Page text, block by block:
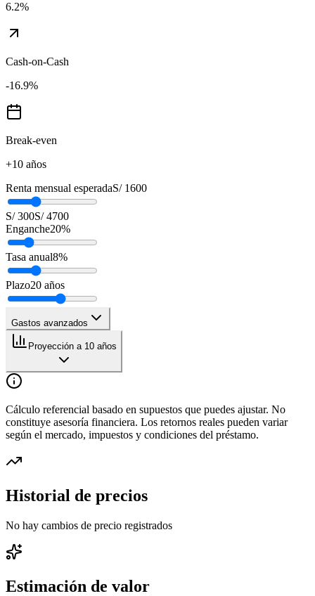
6.2%
Cash-on-Cash
-16.9%
Break-even
+10 años
Renta mensual esperadaS/ 1600
S/ 300S/ 4700
Enganche20%
Tasa anual8%
Plazo20 años
Gastos avanzados
Proyección a 10 años
Cálculo referencial basado en supuestos que puedes ajustar. No
constituye asesoría financiera. Los retornos reales pueden variar
según el mercado, impuestos y condiciones del préstamo.
Historial de precios
No hay cambios de precio registrados
Estimación de valor